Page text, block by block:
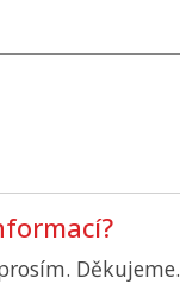
Děkujeme.